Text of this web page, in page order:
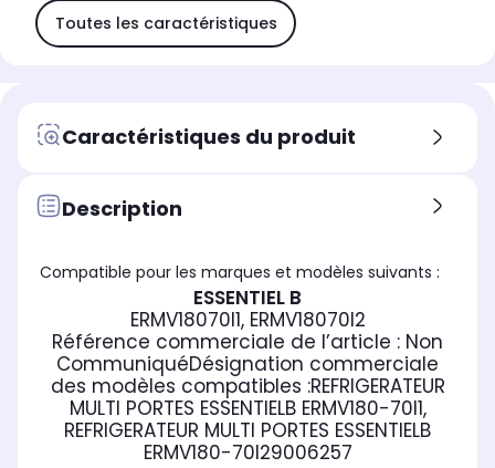
Toutes les caractéristiques
Caractéristiques du produit
Description
Compatible pour les marques et modèles suivants :
ESSENTIEL B
ERMV18070I1, ERMV18070I2
Référence commerciale de l’article : Non
CommuniquéDésignation commerciale
des modèles compatibles :REFRIGERATEUR
MULTI PORTES ESSENTIELB ERMV180-70I1,
REFRIGERATEUR MULTI PORTES ESSENTIELB
ERMV180-70I29006257